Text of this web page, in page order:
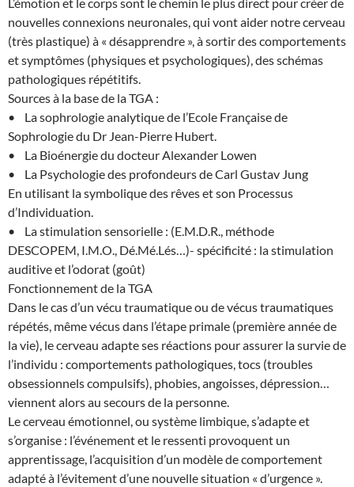
nouvelles connexions neuronales, qui vont aider notre cerveau
(très plastique) à « désapprendre », à sortir des comportements
et symptômes (physiques et psychologiques), des schémas
pathologiques répétitifs.
Sources à la base de la TGA :
• La sophrologie analytique de l’Ecole Française de
Sophrologie du Dr Jean-Pierre Hubert.
• La Bioénergie du docteur Alexander Lowen
• La Psychologie des profondeurs de Carl Gustav Jung
En utilisant la symbolique des rêves et son Processus
d’Individuation.
• La stimulation sensorielle : (E.M.D.R., méthode
DESCOPEM, I.M.O., Dé.Mé.Lés…)- spécificité : la stimulation
auditive et l’odorat (goût)
Fonctionnement de la TGA
Dans le cas d’un vécu traumatique ou de vécus traumatiques
répétés, même vécus dans l’étape primale (première année de
la vie), le cerveau adapte ses réactions pour assurer la survie de
l’individu : comportements pathologiques, tocs (troubles
obsessionnels compulsifs), phobies, angoisses, dépression…
viennent alors au secours de la personne.
Le cerveau émotionnel, ou système limbique, s’adapte et
s’organise : l’événement et le ressenti provoquent un
apprentissage, l’acquisition d’un modèle de comportement
adapté à l’évitement d’une nouvelle situation « d’urgence ».